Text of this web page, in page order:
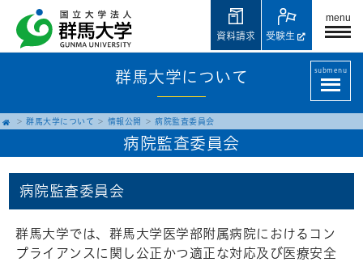
menu
受験生
資料請求
群馬大学について submenu
群馬大学について 情報公開 病院監査委員会
病院監査委員会
病院監査委員会
群馬大学では、群馬大学医学部附属病院におけるコン
プライアンスに関し公正かつ適正な対応及び医療安全